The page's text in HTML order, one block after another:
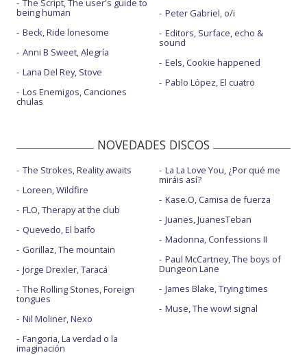
The Script, The user's guide to
being human
Beck, Ride lonesome
Anni B Sweet, Alegría
Lana Del Rey, Stove
Los Enemigos, Canciones
chulas
Peter Gabriel, o/i
Editors, Surface, echo &
sound
Eels, Cookie happened
Pablo López, El cuatro
NOVEDADES DISCOS
The Strokes, Reality awaits
Loreen, Wildfire
FLO, Therapy at the club
Quevedo, El baifo
Gorillaz, The mountain
Jorge Drexler, Taracá
The Rolling Stones, Foreign
tongues
Nil Moliner, Nexo
Fangoria, La verdad o la
imaginación
La La Love You, ¿Por qué me
miráis así?
Kase.O, Camisa de fuerza
Juanes, JuanesTeban
Madonna, Confessions II
Paul McCartney, The boys of
Dungeon Lane
James Blake, Trying times
Muse, The wow! signal